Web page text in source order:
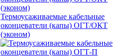
Термоусаживаемые кабельные
оконцеватели (капы) ОГТ/ОКТ
(эконом)